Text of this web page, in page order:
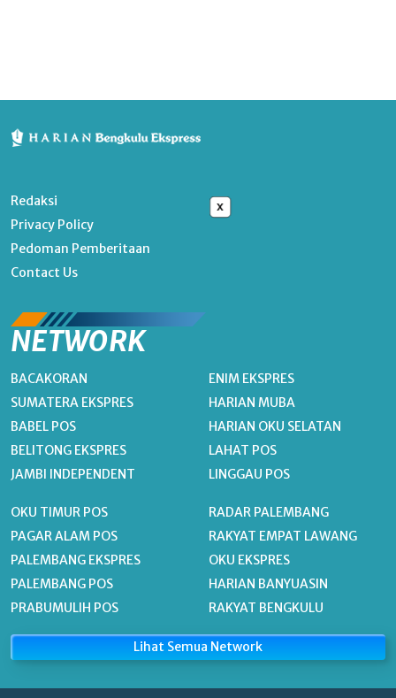
x
Redaksi
Privacy Policy
Pedoman Pemberitaan
Contact Us
NETWORK
BACAKORAN
SUMATERA EKSPRES
BABEL POS
BELITONG EKSPRES
JAMBI INDEPENDENT
ENIM EKSPRES
HARIAN MUBA
HARIAN OKU SELATAN
LAHAT POS
LINGGAU POS
OKU TIMUR POS
PAGAR ALAM POS
PALEMBANG EKSPRES
PALEMBANG POS
PRABUMULIH POS
RADAR PALEMBANG
RAKYAT EMPAT LAWANG
OKU EKSPRES
HARIAN BANYUASIN
RAKYAT BENGKULU
Lihat Semua Network